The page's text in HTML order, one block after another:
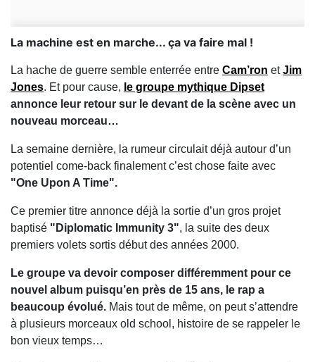
La machine est en marche... ça va faire mal !
La hache de guerre semble enterrée entre Cam’ron etJim
Jones. Et pour cause, le groupe mythique Dipset
annonce leur retour sur le devant de la scène avec un
nouveau morceau…
La semaine dernière, la rumeur circulait déjà autour d’un
potentiel come-back finalement c’est chose faite avec
"One Upon A Time".
Ce premier titre annonce déjà la sortie d’un gros projet
baptisé "Diplomatic Immunity 3", la suite des deux
premiers volets sortis début des années 2000.
Le groupe va devoir composer différemment pour ce
nouvel album puisqu’en près de 15 ans, le rap a
beaucoup évolué. Mais tout de même, on peut s’attendre
à plusieurs morceaux old school, histoire de se rappeler le
bon vieux temps…